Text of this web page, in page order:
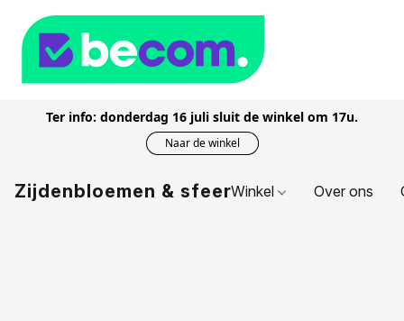
Ter info: donderdag 16 juli sluit de winkel om 17u.
Naar de winkel
Zijdenbloemen & sfeerWinkel Over ons